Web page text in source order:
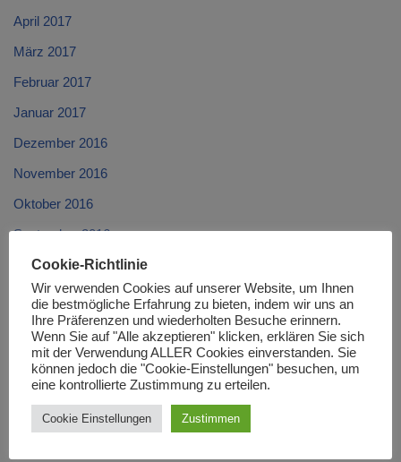
April 2017
März 2017
Februar 2017
Januar 2017
Dezember 2016
November 2016
Oktober 2016
September 2016
August 2016
Juli 2016
Juni 2016
Mai 2016
April 2016
März 2016
Cookie-Richtlinie
Wir verwenden Cookies auf unserer Website, um Ihnen
die bestmögliche Erfahrung zu bieten, indem wir uns an
Ihre Präferenzen und wiederholten Besuche erinnern.
Wenn Sie auf "Alle akzeptieren" klicken, erklären Sie sich
mit der Verwendung ALLER Cookies einverstanden. Sie
können jedoch die "Cookie-Einstellungen" besuchen, um
eine kontrollierte Zustimmung zu erteilen.
Cookie Einstellungen Zustimmen